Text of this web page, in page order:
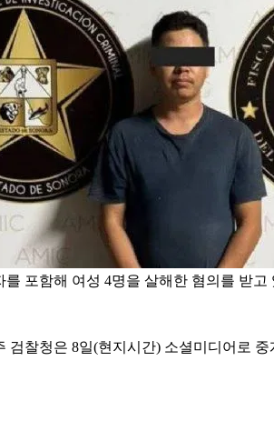
를 포함해 여성 4명을 살해한 혐의를 받
검찰청은 8일(현지시간) 소셜미디어로